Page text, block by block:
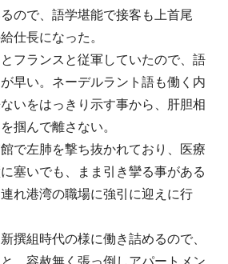
ので、語学堪能で接客も上首尾
仕長になった。
フランスと従軍していたので、語
早い。ネーデルラント語も働く内
いをはっきり示す事から、肝胆相
掴んで離さない。
で左肺を撃ち抜かれており、医療
塞いでも、まま引き攣る事がある
れ港湾の職場に強引に迎えに行
撰組時代の様に働き詰めるので、
、容赦無く張っ倒しアパートメン